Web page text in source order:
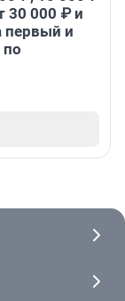
30 000 ₽ и
первый и